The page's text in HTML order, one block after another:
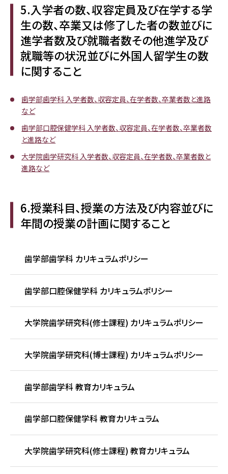
5.入学者の数、収容定員及び在学する学
生の数、卒業又は修了した者の数並びに
進学者数及び就職者数その他進学及び
就職等の状況並びに外国人留学生の数
に関すること
歯学部歯学科 入学者数、収容定員、在学者数、卒業者数と進路
など
歯学部口腔保健学科 入学者数、収容定員、在学者数、卒業者数
と進路など
大学院歯学研究科 入学者数、収容定員、在学者数、卒業者数と
進路など
6.授業科目、授業の方法及び内容並びに
年間の授業の計画に関すること
歯学部歯学科 カリキュラムポリシー
歯学部口腔保健学科 カリキュラムポリシー
大学院歯学研究科(修士課程) カリキュラムポリシー
大学院歯学研究科(博士課程) カリキュラムポリシー
歯学部歯学科 教育カリキュラム
歯学部口腔保健学科 教育カリキュラム
大学院歯学研究科(修士課程) 教育カリキュラム